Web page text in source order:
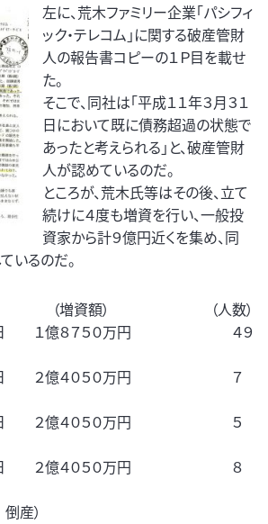
左に、荒木ファミリー企業「パシフィ
ック・テレコム」に関する破産管財
人の報告書コピーの１Ｐ目を載せ
た。
そこで、同社は「平成１１年３月３１
日において既に債務超過の状態で
あったと考えられる」と、破産管財
人が認めているのだ。
ところが、荒木氏等はその後、立て
続けに４度も増資を行い、一般投
資家から計９億円近くを集め、同
いるのだ。
増資額） （人数）
１日 １億８７５０万円 ４９
３０日 ２億４０５０万円 ７
２９日 ２億４０５０万円 ５
１６日 ２億４０５０万円 ８
産）